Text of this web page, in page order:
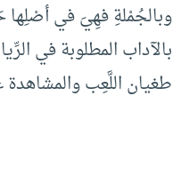
وبالجُمْلةِ فهِيَ في
بالآداب المطلوبة في
طغيان اللَّعِب والمشاهدة